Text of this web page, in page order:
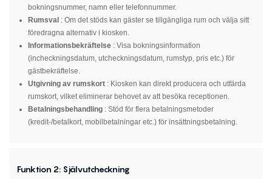
bokningsnummer, namn eller telefonnummer.
Rumsval : Om det stöds kan gäster se tillgängliga rum och välja sitt
föredragna alternativ i kiosken.
Informationsbekräftelse : Visa bokningsinformation
(incheckningsdatum, utcheckningsdatum, rumstyp, pris etc.) för
gästbekräftelse.
Utgivning av rumskort : Kiosken kan direkt producera och utfärda
rumskort, vilket eliminerar behovet av att besöka receptionen.
Betalningsbehandling : Stöd för flera betalningsmetoder
(kredit-/betalkort, mobilbetalningar etc.) för insättningsbetalning.
Funktion 2: Självutcheckning